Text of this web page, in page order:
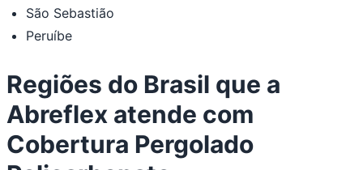
São Sebastião
Peruíbe
Regiões do Brasil que a
Abreflex atende com
Cobertura Pergolado